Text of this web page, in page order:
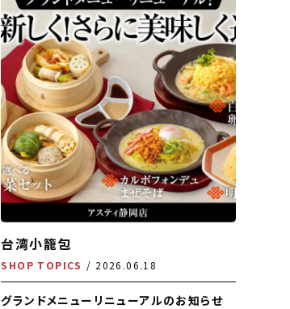
台湾小籠包
SHOP TOPICS 2026.06.18
グランドメニューリニューアルのお知らせ